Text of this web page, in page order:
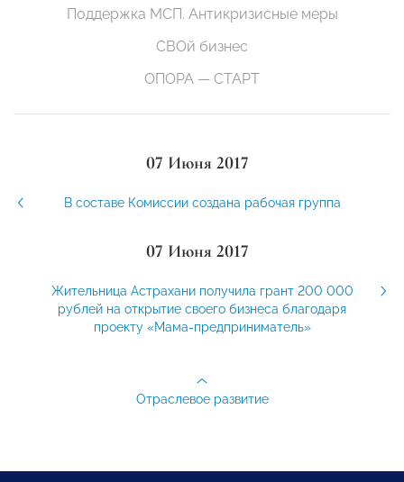
Поддержка МСП. Антикризисные меры
СВОй бизнес
ОПОРА — СТАРТ
07 Июня 2017
В составе Комиссии создана рабочая группа
07 Июня 2017
Жительница Астрахани получила грант 200 000
рублей на открытие своего бизнеса благодаря
проекту «Мама-предприниматель»
Отраслевое развитие